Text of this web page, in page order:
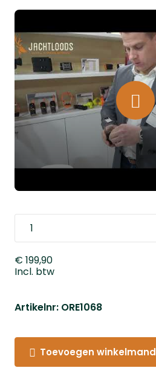
€ 199,90
Incl. btw
Artikelnr: ORE1068
Toevoegen winkelmand